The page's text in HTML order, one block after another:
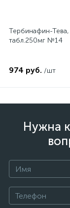
Тербинафин-Тева,
табл.250мг №14
974 руб. /шт
Нужна